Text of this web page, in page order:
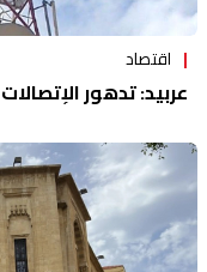
اقتصاد
عربيد: تدهور